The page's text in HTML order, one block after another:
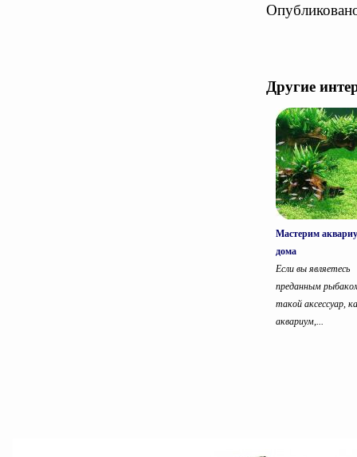
Другие
Мастерим
дома
Если вы являетесь
преданным
такой аксессуар,
аквариум,...